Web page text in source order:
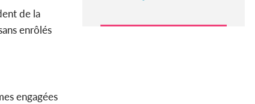
de la
enrôlés
engagées